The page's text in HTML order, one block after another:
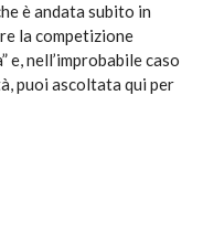
è andata subito in
la competizione
e, nell’improbabile caso
puoi ascoltata qui per